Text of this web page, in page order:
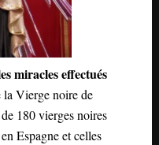
miracles effectués
la Vierge noire de
180 vierges noires
Espagne et celles